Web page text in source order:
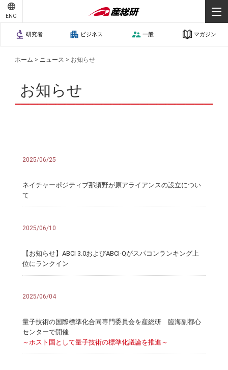
ENG
研究者 ビジネス 一般 マガジン
ホーム > ニュース > お知らせ
お知らせ
2025/06/25
ネイチャーポジティブ那須野が原アライアンスの設立につい
て
2025/06/10
【お知らせ】ABCI 3.0およびABCI-Qがスパコンランキング上
位にランクイン
2025/06/04
量子技術の国際標準化合同専門委員会を産総研 臨海副都心
センターで開催
～ホスト国として量子技術の標準化議論を推進～